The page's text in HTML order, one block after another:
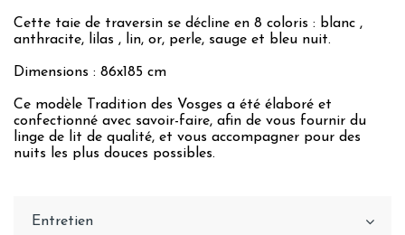
Cette taie de traversin se décline en 8 coloris : blanc ,
anthracite, lilas , lin, or, perle, sauge et bleu nuit.
Dimensions : 86x185 cm
Ce modèle Tradition des Vosges a été élaboré et
confectionné avec savoir-faire, afin de vous fournir du
linge de lit de qualité, et vous accompagner pour des
nuits les plus douces possibles.
Entretien